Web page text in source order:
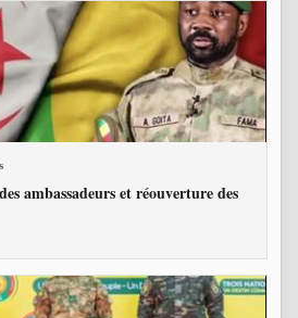
ambassadeurs et réouverture des